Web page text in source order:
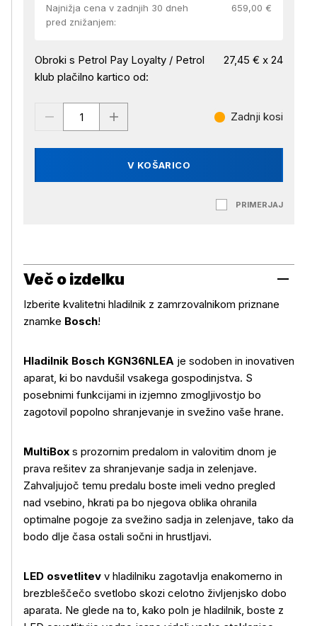
Najnižja cena v zadnjih 30 dneh
pred znižanjem:
659,00 €
Obroki s Petrol Pay Loyalty / Petrol
klub plačilno kartico od:
27,45 € x 24
V KOŠARICO
Zadnji kosi
PRIMERJAJ
Več o izdelku
Izberite kvalitetni hladilnik z zamrzovalnikom priznane
znamke Bosch!
Hladilnik Bosch KGN36NLEA je sodoben in inovativen
aparat, ki bo navdušil vsakega gospodinjstva. S
posebnimi funkcijami in izjemno zmogljivostjo bo
zagotovil popolno shranjevanje in svežino vaše hrane.
MultiBox s prozornim predalom in valovitim dnom je
prava rešitev za shranjevanje sadja in zelenjave.
Zahvaljujoč temu predalu boste imeli vedno pregled
nad vsebino, hkrati pa bo njegova oblika ohranila
optimalne pogoje za svežino sadja in zelenjave, tako da
bodo dlje časa ostali sočni in hrustljavi.
LED osvetlitev v hladilniku zagotavlja enakomerno in
brezbleščečo svetlobo skozi celotno življenjsko dobo
aparata. Ne glede na to, kako poln je hladilnik, boste z